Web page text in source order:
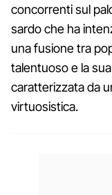
concorrenti sul
sardo che ha
una fusione tra
talentuoso e la
caratterizzata da
virtuosistica.